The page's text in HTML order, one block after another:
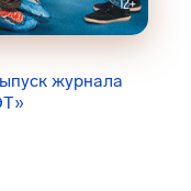
журнала